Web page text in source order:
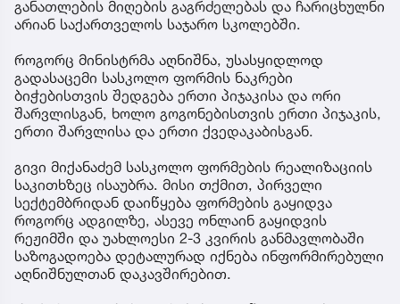
განათლების მიღების გაგრძელებას და ჩარიცხულნი
არიან საქართველოს საჯარო სკოლებში.
როგორც მინისტრმა აღნიშნა, უსასყიდლოდ
გადასაცემი სასკოლო ფორმის ნაკრები
ბიჭებისთვის შედგება ერთი პიჯაკისა და ორი
შარვლისგან, ხოლო გოგონებისთვის ერთი პიჯაკის,
ერთი შარვლისა და ერთი ქვედაკაბისგან.
გივი მიქანაძემ სასკოლო ფორმების რეალიზაციის
საკითხზეც ისაუბრა. მისი თქმით, პირველი
სექტემბრიდან დაიწყება ფორმების გაყიდვა
როგორც ადგილზე, ასევე ონლაინ გაყიდვის
რეჟიმში და უახლოესი 2-3 კვირის განმავლობაში
საზოგადოება დეტალურად იქნება ინფორმირებული
აღნიშნულთან დაკავშირებით.